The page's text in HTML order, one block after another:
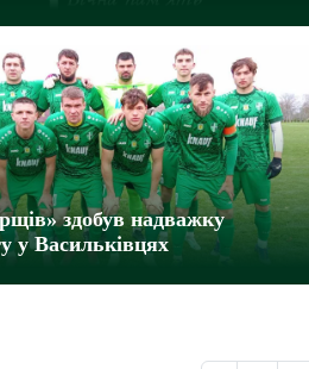
здобув надважку
у Васильківцях